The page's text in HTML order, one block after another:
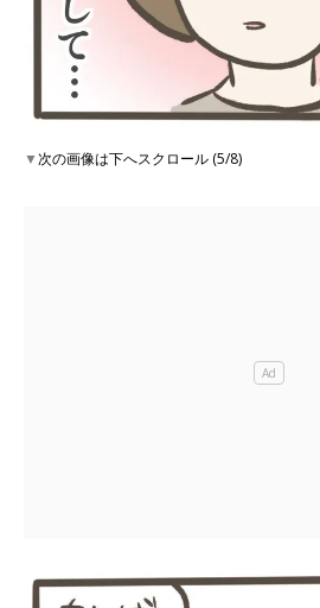
▼次の画像は下へスクロール (5/8)